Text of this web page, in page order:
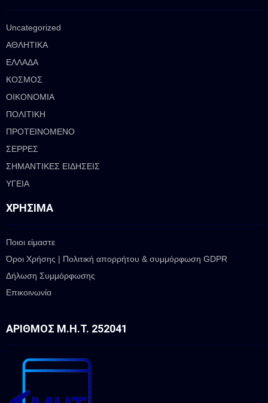
Uncategorized
ΑΘΛΗΤΙΚΑ
ΕΛΛΑΔΑ
ΚΟΣΜΟΣ
ΟΙΚΟΝΟΜΙΑ
ΠΟΛΙΤΙΚΗ
ΠΡΟΤΕΙΝΟΜΕΝΟ
ΣΕΡΡΕΣ
ΣΗΜΑΝΤΙΚΕΣ ΕΙΔΗΣΕΙΣ
ΥΓΕΙΑ
ΧΡΉΣΙΜΑ
Ποιοι είμαστε
Όροι Χρήσης | Πολιτική απορρήτου & συμμόρφωση GDPR
Δήλωση Συμμόρφωσης
Επικοινωνία
ΑΡΙΘΜΌΣ Μ.Η.Τ. 252041